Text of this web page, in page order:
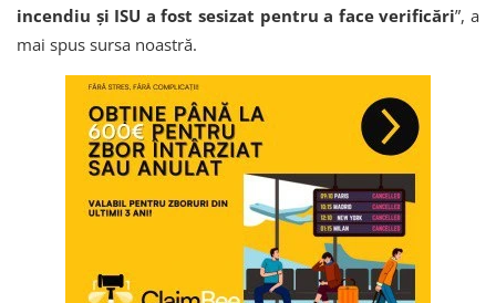
incendiu și ISU a fost sesizat pentru a face verificări”, a
mai spus sursa noastră.